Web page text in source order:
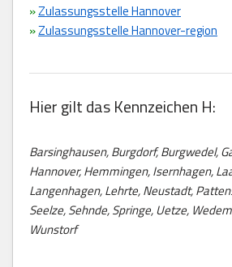
»Zulassungsstelle Hannover
»Zulassungsstelle Hannover-region
Hier gilt das Kennzeichen H:
Barsinghausen, Burgdorf, Burgwedel,
Hannover, Hemmingen, Isernhagen,
Langenhagen, Lehrte, Neustadt,
Seelze, Sehnde, Springe, Uetze,
Wunstorf